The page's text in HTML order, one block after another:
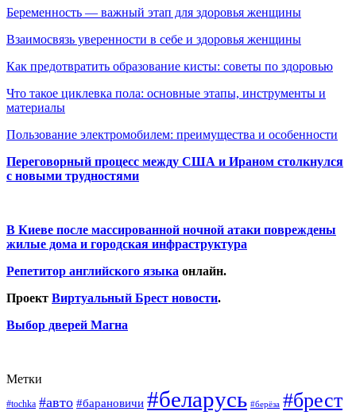
Беременность — важный этап для здоровья женщины
Взаимосвязь уверенности в себе и здоровья женщины
Как предотвратить образование кисты: советы по здоровью
Что такое циклевка пола: основные этапы, инструменты и
материалы
Пользование электромобилем: преимущества и особенности
Переговорный процесс между США и Ираном столкнулся
с новыми трудностями
В Киеве после массированной ночной атаки повреждены
жилые дома и городская инфраструктура
Репетитор английского языка онлайн.
Проект Виртуальный Брест новости.
Выбор дверей Магна
Метки
#tochka #авто #барановичи #беларусь #берёза #брест